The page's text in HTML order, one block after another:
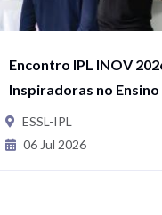
INOV 2026 - Práticas
no Ensino Superior